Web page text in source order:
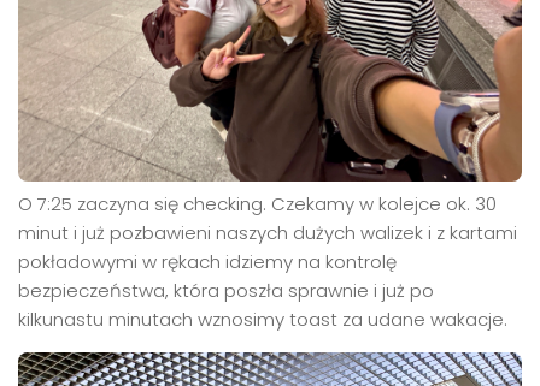
O 7:25 zaczyna się checking. Czekamy w kolejce ok. 30
minut i już pozbawieni naszych dużych walizek i z kartami
pokładowymi w rękach idziemy na kontrolę
bezpieczeństwa, która poszła sprawnie i już po
kilkunastu minutach wznosimy toast za udane wakacje.